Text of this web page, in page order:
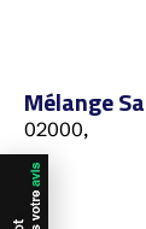
Mélange
02000,